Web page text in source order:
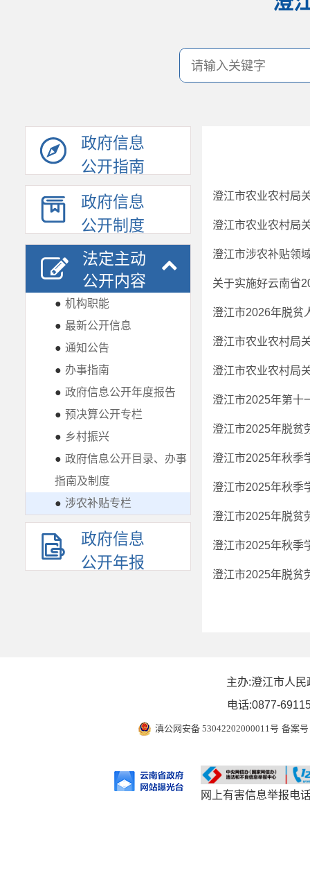
政府信息
公开指南
政府信息
公开制度
法定主动
公开内容
● 机构职能
● 最新公开信息
● 通知公告
● 办事指南
● 政府信息公开年度报告
● 预决算公开专栏
● 乡村振兴
● 政府信息公开目录、办事
指南及制度
● 涉农补贴专栏
政府信息
公开年报
澄江市涉农补贴领
关于实施好云南省
澄江市2026年脱贫
澄江市2025年第十
澄江市2025年脱贫
澄江市2025年秋季
澄江市2025年秋季
澄江市2025年秋季
澄江市2025年脱贫
主办:澄江市人民
电话:0877-
滇公网安备 53042202000011号 备案号
网上有害信息举报电